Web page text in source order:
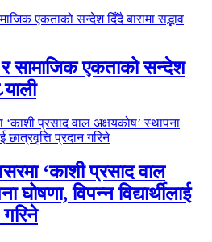
र सामाजिक एकताको सन्देश
‘काशी प्रसाद वाल
घोषणा, विपन्न विद्यार्थीलाई
गरिने